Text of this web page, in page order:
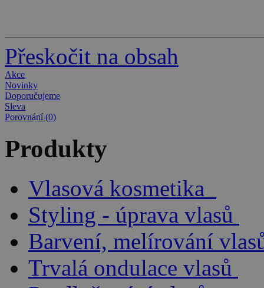
Přeskočit na obsah
Akce
Novinky
Doporučujeme
Sleva
Porovnání (0)
Produkty
Vlasová kosmetika
Styling - úprava vlasů
Barvení, melírování
Trvalá ondulace vlasů